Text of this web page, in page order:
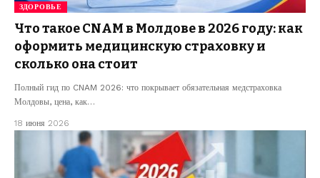
ЗДОРОВЬЕ
Что такое CNAM в Молдове в 2026 году: как
оформить медицинскую страховку и
сколько она стоит
Полный гид по CNAM 2026: что покрывает обязательная медстраховка
Молдовы, цена, как…
18 июня 2026